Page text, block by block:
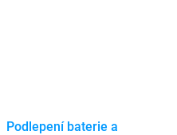
Podlepení baterie a